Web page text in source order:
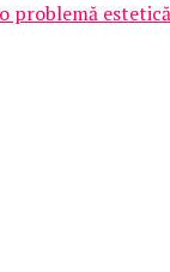
problemă